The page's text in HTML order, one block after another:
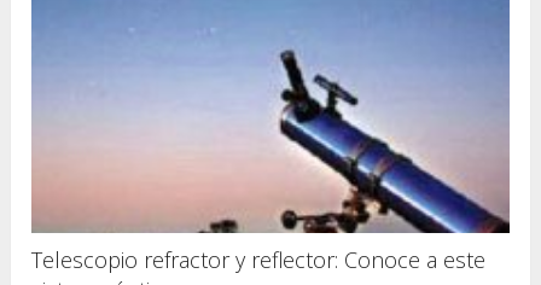
Telescopio refractor y reflector: Conoce a este